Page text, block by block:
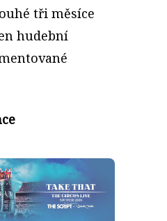
tři měsíce
hudební